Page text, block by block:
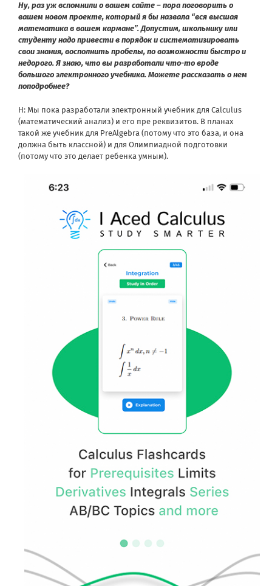
Ну, раз уж вспомнили о вашем сайте – пора поговорить о
вашем новом проекте, который я бы назвала “вся высшая
математика в вашем кармане”. Допустим, школьнику или
студенту надо привести в порядок и систематизировать
свои знания, восполнить пробелы, по возможности быстро и
недорого. Я знаю, что вы разработали что-то вроде
большого электронного учебника. Можете рассказать о нем
поподробнее?
Н: Мы пока разработали электронный учебник для Calculus
(математический анализ) и его пре реквизитов. В планах
такой же учебник для PreAlgebra (потому что это база, и она
должна быть классной) и для Олимпиадной подготовки
(потому что это делает ребенка умным).